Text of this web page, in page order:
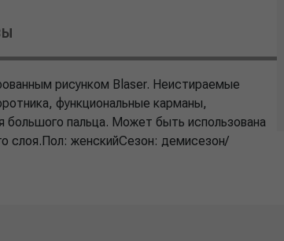
рисунком Blaser. Неистираемые
функциональные карманы,
большого пальца. Может быть использована
слоя.Пол: женскийСезон: демисезон/